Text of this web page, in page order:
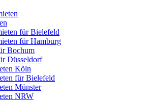
für Bielefeld
für Hamburg
Bochum
Düsseldorf
Köln
für Bielefeld
Münster
NRW